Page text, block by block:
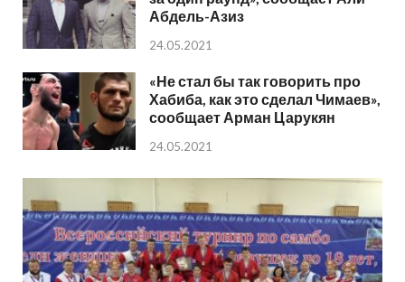
Абдель-Азиз
24.05.2021
«Не стал бы так говорить про
Хабиба, как это сделал Чимаев»,
сообщает Арман Царукян
24.05.2021